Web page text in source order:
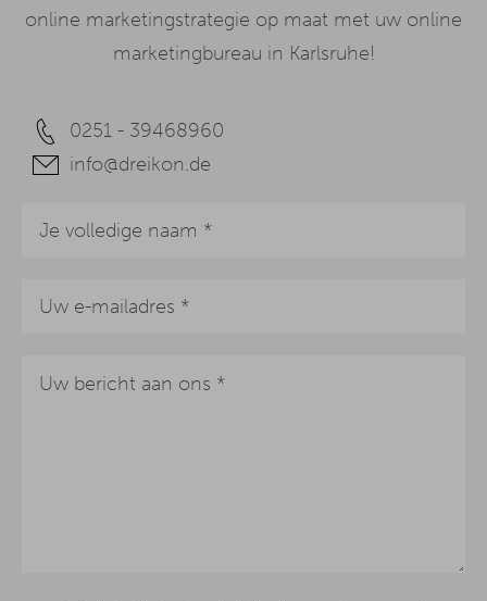
online marketingstrategie op maat met uw online
marketingbureau in Karlsruhe!
0251 - 39468960
info@dreikon.de